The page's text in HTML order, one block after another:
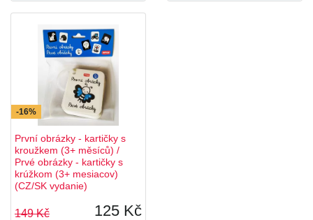
-16%
První obrázky - kartičky s
kroužkem (3+ měsíců) /
Prvé obrázky - kartičky s
krúžkom (3+ mesiacov)
(CZ/SK vydanie)
149 Kč 125 Kč